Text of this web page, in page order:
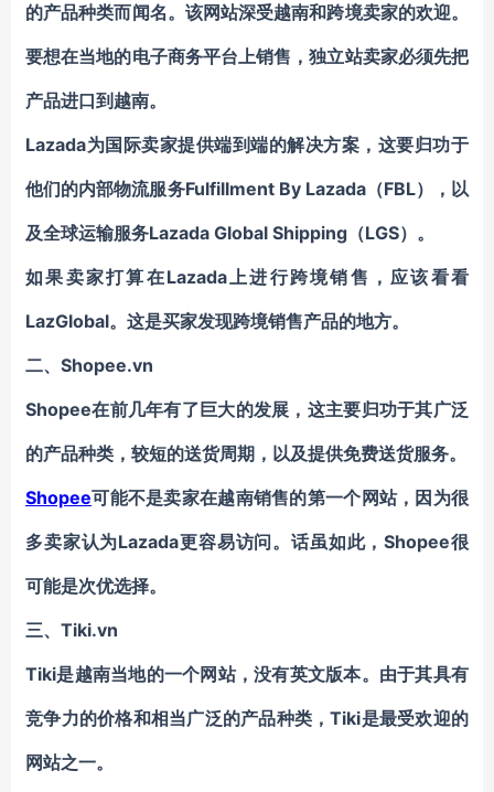
的产品种类而闻名。该网站深受越南和跨境卖家的欢迎。
要想在当地的电子商务平台上销售，独立站卖家必须先把
产品进口到越南。
Lazada为国际卖家提供端到端的解决方案，这要归功于
他们的内部物流服务Fulfillment By Lazada（FBL），以
及全球运输服务Lazada Global Shipping （LGS）。
如果卖家打算在Lazada上进行跨境销售，应该看看
LazGlobal。这是买家发现跨境销售产品的地方。
二、Shopee.vn
Shopee在前几年有了巨大的发展，这主要归功于其广泛
的产品种类，较短的送货周期，以及提供免费送货服务。
Shopee可能不是卖家在越南销售的第一个网站，因为很
多卖家认为Lazada更容易访问。话虽如此，Shopee很
可能是次优选择。
三、 Tiki.vn
Tiki是越南当地的一个网站，没有英文版本。由于其具有
竞争力的价格和相当广泛的产品种类，Tiki是最受欢迎的
网站之一。